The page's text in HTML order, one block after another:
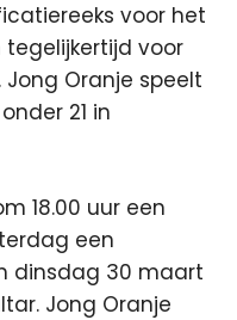
voor het
tegelijkertijd voor
Jong Oranje speelt
21 in
18.00 uur een
een
dinsdag 30 maart
Jong Oranje